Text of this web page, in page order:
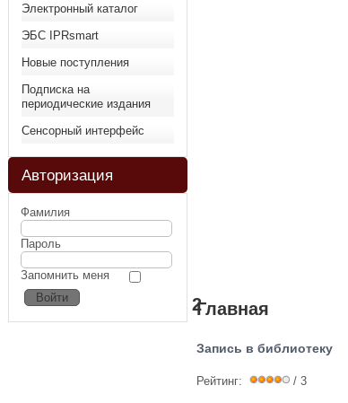
Электронный каталог
ЭБС IPRsmart
Новые поступления
Подписка на
периодические издания
Сенсорный интерфейс
Авторизация
Фамилия
Пароль
Запомнить меня
2Главная
Запись в библиотеку
Рейтинг: / 3